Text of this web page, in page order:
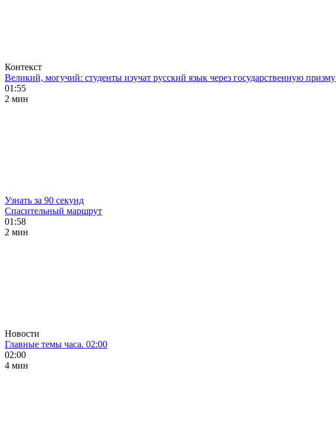
Контекст
Великий, могучий: студенты изучат русский язык через государственную призму
01:55
2 мин
Узнать за 90 секунд
Спасительный маршрут
01:58
2 мин
Новости
Главные темы часа. 02:00
02:00
4 мин